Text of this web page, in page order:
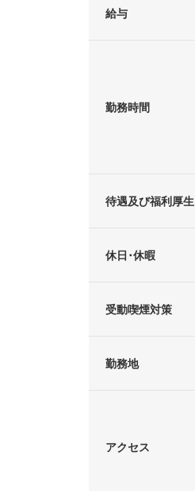
給与
勤務時間
待遇及び福利厚生
休日･休暇
受動喫煙対策
勤務地
アクセス